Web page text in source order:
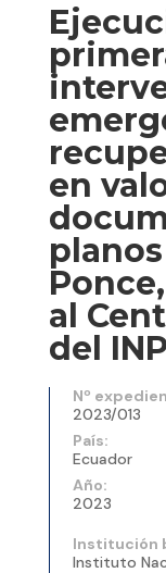
en
al
del
Nº
2023/013
País:
Ecuador
Año:
2023
Institución
Instituto